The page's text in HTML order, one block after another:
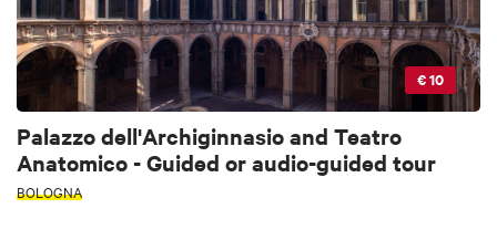
€ 10
Palazzo dell'Archiginnasio and Teatro
Anatomico - Guided or audio-guided tour
BOLOGNA